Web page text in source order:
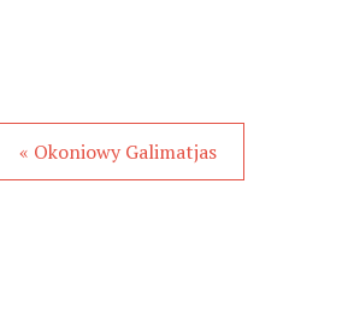
« Okoniowy Galimatjas